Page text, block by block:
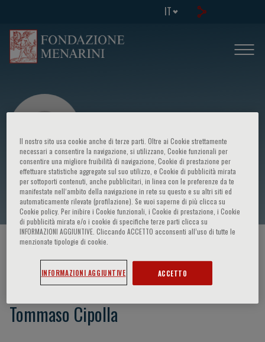
IT
Tommaso Cipolla
HOME PAGE / CORSI ED EVENTI
Tommaso Cipolla
Il nostro sito usa cookie anche di terze parti. Oltre ai Cookie strettamente
necessari a consentire la navigazione, si utilizzano, Cookie funzionali per
consentire una migliore fruibilità di navigazione, Cookie di prestazione per
effettuare statistiche aggregate sul suo utilizzo, e Cookie di pubblicità mirata
per sottoporti contenuti, anche pubblicitari, in linea con le preferenze da te
manifestate nell‘ambito della navigazione in rete su questo e su altri siti ed
automaticamente rilevate (profilazione). Se vuoi saperne di più clicca su
Cookie policy. Per inibire i Cookie funzionali, i Cookie di prestazione, i Cookie
di pubblicità mirata e/o i cookie di specifiche terze parti clicca su
INFORMAZIONI AGGIUNTIVE. Cliccando ACCETTO acconsenti all’uso di tutte le
menzionate tipologie di cookie.
INFORMAZIONI AGGIUNTIVE ACCETTO